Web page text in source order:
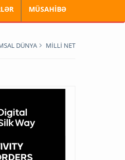
MÜSAHİBƏ
DÜNYA MİLLİ NET